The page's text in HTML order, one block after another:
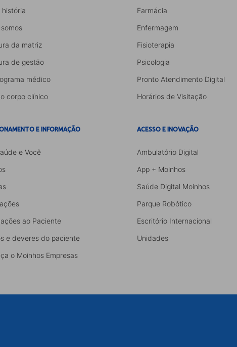
história
da matriz
de gestão
médico
corpo clínico
E INFORMAÇÃO
e Você
ao Paciente
e deveres do paciente
o Moinhos Empresas
Farmácia
Enfermagem
Fisioterapia
Psicologia
Pronto Atendimento Digital
Horários de Visitação
ACESSO E INOVAÇÃO
Ambulatório Digital
App + Moinhos
Saúde Digital Moinhos
Parque Robótico
Escritório Internacional
Unidades